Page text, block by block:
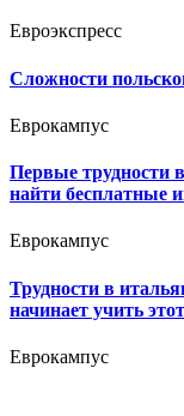
Евроэкспресс
Сложности
Еврокампус
Первые трудности
найти бесплатные
Еврокампус
Трудности в
начинает учить
Еврокампус